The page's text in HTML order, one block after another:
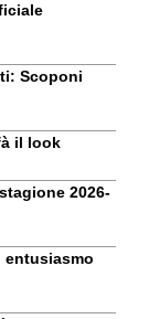
Scoponi
il look
2026-
entusiasmo